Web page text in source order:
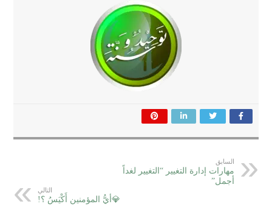
السابق
مهارات إدارة التغيير “التغيير لغداً
أجمل”
التالي
💎أيُّ المؤمنين أَكْيَسُ ؟!